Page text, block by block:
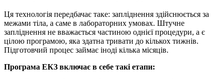
Ця технологія передбачає таке: запліднення здійснюється за
межами тіла, а саме в лабораторних умовах. Штучне
запліднення не вважається частиною однієї процедури, а є
цілою програмою, яка здатна тривати до кількох тижнів.
Підготовчий процес займає іноді кілька місяців.
Програма ЕКЗ включає в себе такі етапи: